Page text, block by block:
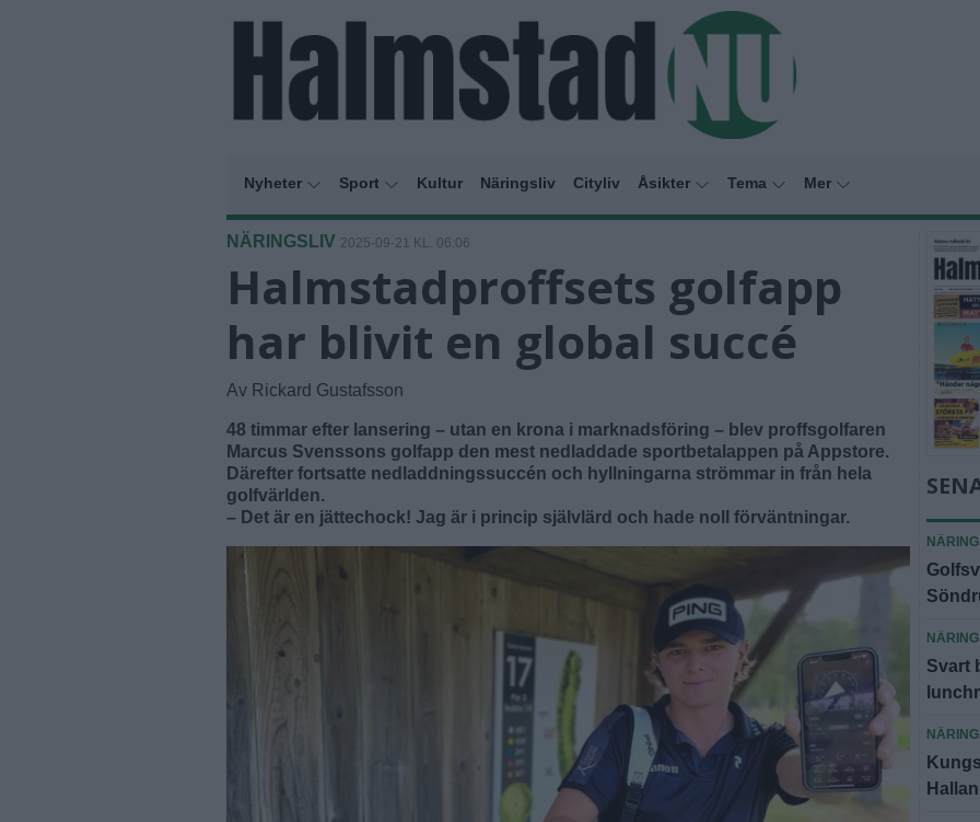
Nyheter Sport Kultur Näringsliv Cityliv Åsikter Tema Mer
NÄRINGSLIV 2025-09-21 KL. 06:06
Halmstadproffsets golfapp
har blivit en global succé
Av Rickard Gustafsson
48 timmar efter lansering – utan en krona i marknadsföring – blev proffsgolfaren
Marcus Svenssons golfapp den mest nedladdade sportbetalappen på Appstore.
Därefter fortsatte nedladdningssuccén och hyllningarna strömmar in från hela
golfvärlden.
– Det är en jättechock! Jag är i princip självlärd och hade noll förväntningar.
Svart